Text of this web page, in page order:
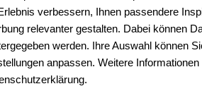
verbessern, Ihnen passendere
relevanter gestalten. Dabei können
werden. Ihre Auswahl können
anpassen. Weitere
Da ist etwas
Leider ist ein technischer
Bitte laden Sie die